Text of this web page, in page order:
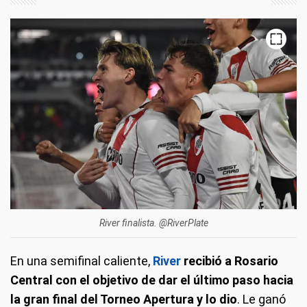
River finalista. @RiverPlate
En una semifinal caliente, River recibió a Rosario
Central con el objetivo de dar el último paso hacia
la gran final del Torneo Apertura y lo dio. Le ganó